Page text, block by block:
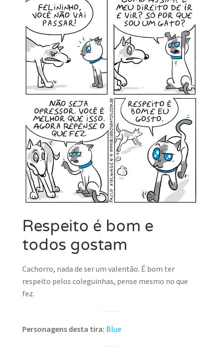
MINHA CONTA
CARRINHO
Search
Search Button
Respeito é bom e
todos gostam
Cachorro, nada de ser um valentão. É bom ter
respeito pelos coleguinhas, pense mesmo no que
fez.
Personagens desta tira: Blue